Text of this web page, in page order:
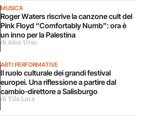
MUSICA
Roger Waters riscrive la canzone cult del
Pink Floyd “Comfortably Numb”: ora è
un inno per la Palestina
di Alex Urso
ARTI PERFORMATIVE
Il ruolo culturale dei grandi festival
europei. Una riflessione a partire dal
cambio-direttore a Salisburgo
di Tila Lara